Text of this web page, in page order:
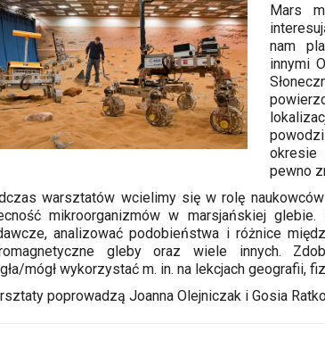
Mars
nam
innymi
okresie
pewno
warsztatów wcielimy się w rolę
mikroorganizmów w marsjańskiej
analizować podobieństwa i różnice
gleby oraz wiele innych.
mógł wykorzystać m. in. na lekcjach geografii,
poprowadzą Joanna Olejniczak i Gosia